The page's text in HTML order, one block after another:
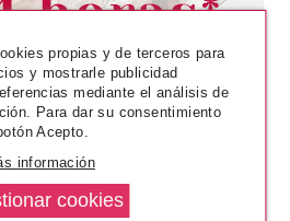
3.15€propias y de terceros para
y mostrarle publicidad
mediante el análisis de
Para dar su consentimiento
Acepto.
información